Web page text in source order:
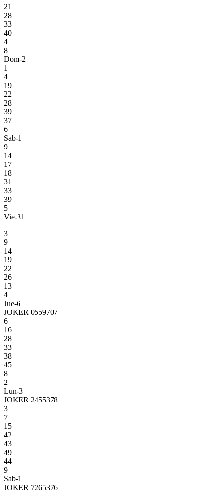
21
28
33
40
4
8
Dom-2
1
4
19
22
28
39
37
6
Sab-1
9
14
17
18
31
33
39
5
Vie-31
3
9
14
19
22
26
13
4
Jue-6
JOKER 0559707
6
16
28
33
38
45
8
2
Lun-3
JOKER 2455378
3
7
15
42
43
49
44
9
Sab-1
JOKER 7265376